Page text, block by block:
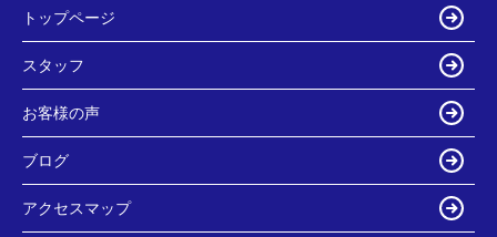
トップページ
スタッフ
お客様の声
ブログ
アクセスマップ